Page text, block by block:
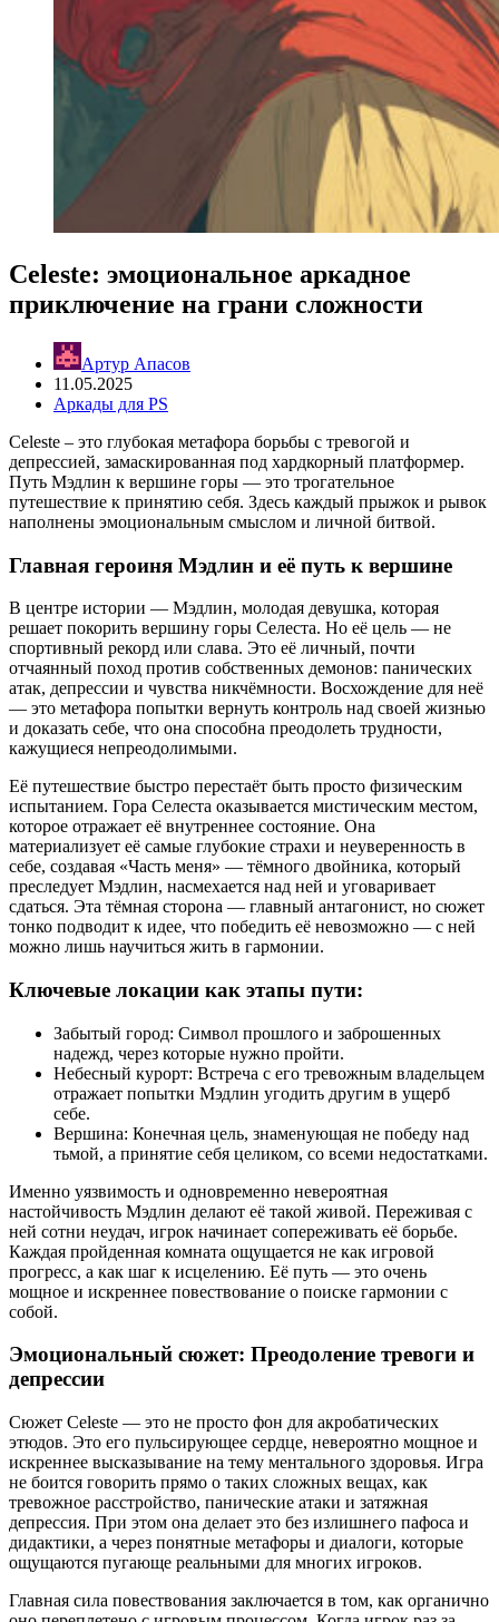
Celeste: эмоциональное аркадное
приключение на грани сложности
Артур Апасов
11.05.2025
Аркады для PS
Celeste – это глубокая метафора борьбы с тревогой и
депрессией, замаскированная под хардкорный платформер.
Путь Мэдлин к вершине горы — это трогательное
путешествие к принятию себя. Здесь каждый прыжок и рывок
наполнены эмоциональным смыслом и личной битвой.
Главная героиня Мэдлин и её путь к вершине
В центре истории — Мэдлин, молодая девушка, которая
решает покорить вершину горы Селеста. Но её цель — не
спортивный рекорд или слава. Это её личный, почти
отчаянный поход против собственных демонов: панических
атак, депрессии и чувства никчёмности. Восхождение для неё
— это метафора попытки вернуть контроль над своей жизнью
и доказать себе, что она способна преодолеть трудности,
кажущиеся непреодолимыми.
Её путешествие быстро перестаёт быть просто физическим
испытанием. Гора Селеста оказывается мистическим местом,
которое отражает её внутреннее состояние. Она
материализует её самые глубокие страхи и неуверенность в
себе, создавая «Часть меня» — тёмного двойника, который
преследует Мэдлин, насмехается над ней и уговаривает
сдаться. Эта тёмная сторона — главный антагонист, но сюжет
тонко подводит к идее, что победить её невозможно — с ней
можно лишь научиться жить в гармонии.
Ключевые локации как этапы пути:
Забытый город: Символ прошлого и заброшенных
надежд, через которые нужно пройти.
Небесный курорт: Встреча с его тревожным владельцем
отражает попытки Мэдлин угодить другим в ущерб
себе.
Вершина: Конечная цель, знаменующая не победу над
тьмой, а принятие себя целиком, со всеми недостатками.
Именно уязвимость и одновременно невероятная
настойчивость Мэдлин делают её такой живой. Переживая с
ней сотни неудач, игрок начинает сопереживать её борьбе.
Каждая пройденная комната ощущается не как игровой
прогресс, а как шаг к исцелению. Её путь — это очень
мощное и искреннее повествование о поиске гармонии с
собой.
Эмоциональный сюжет: Преодоление тревоги и
депрессии
Сюжет Celeste — это не просто фон для акробатических
этюдов. Это его пульсирующее сердце, невероятно мощное и
искреннее высказывание на тему ментального здоровья. Игра
не боится говорить прямо о таких сложных вещах, как
тревожное расстройство, панические атаки и затяжная
депрессия. При этом она делает это без излишнего пафоса и
дидактики, а через понятные метафоры и диалоги, которые
ощущаются пугающе реальными для многих игроков.
Главная сила повествования заключается в том, как органично